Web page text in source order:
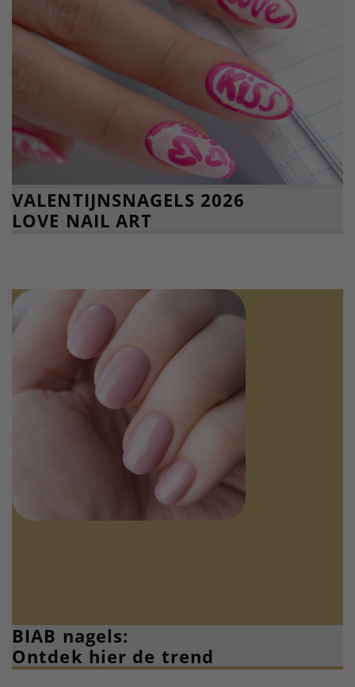
VALENTIJNSNAGELS 2026
LOVE NAIL ART
BIAB nagels:
Ontdek hier de trend